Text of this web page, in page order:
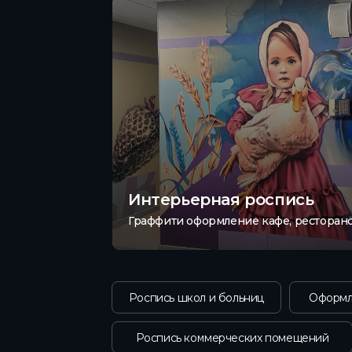
Граффити оформление кафе,
Интерьерная роспись
Роспись коммерческих помещений
Роспись школ и больниц